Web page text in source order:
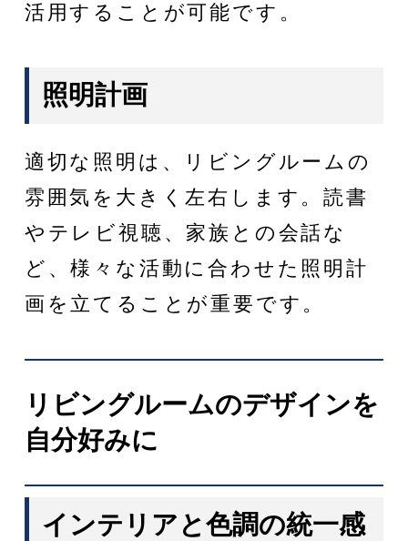
活用することが可能です。
照明計画
適切な照明は、リビングルームの
雰囲気を大きく左右します。読書
やテレビ視聴、家族との会話な
ど、様々な活動に合わせた照明計
画を立てることが重要です。
リビングルームのデザインを
自分好みに
インテリアと色調の統一感